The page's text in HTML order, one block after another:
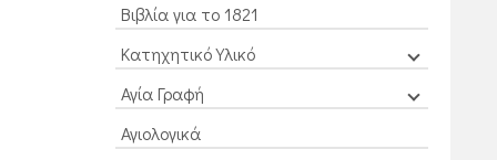
Βιβλία για το 1821
Κατηχητικό Υλικό
Αγία Γραφή
Αγιολογικά